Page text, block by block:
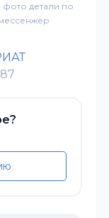
детали по